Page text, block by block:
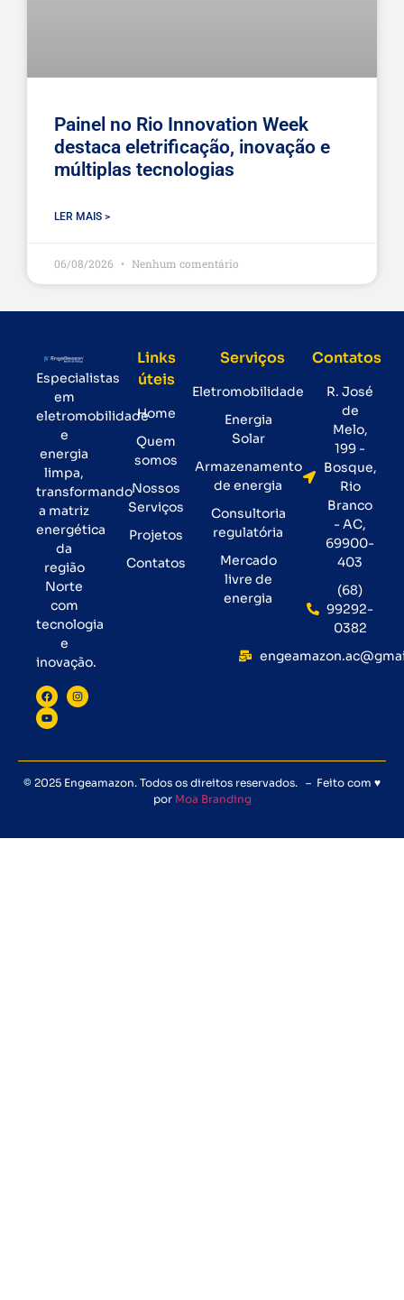
Painel no Rio Innovation Week
destaca eletrificação, inovação e
múltiplas tecnologias
LER MAIS >
06/08/2026 Nenhum comentário
Especialistas
em
eletromobilidade
e
energia
limpa,
transformando
a matriz
energética
da
região
Norte
com
tecnologia
e
inovação.
Links
úteis
Home
Quem
somos
Nossos
Serviços
Projetos
Contatos
Serviços
Eletromobilidade
Energia
Solar
Armazenamento
de energia
Consultoria
regulatória
Mercado
livre de
energia
Contatos
R. José
de
Melo,
199 -
Bosque,
Rio
Branco
- AC,
69900-
403
(68)
99292-
0382
© 2025 Engeamazon. Todos os direitos reservados. – Feito com ♥
por Moa Branding